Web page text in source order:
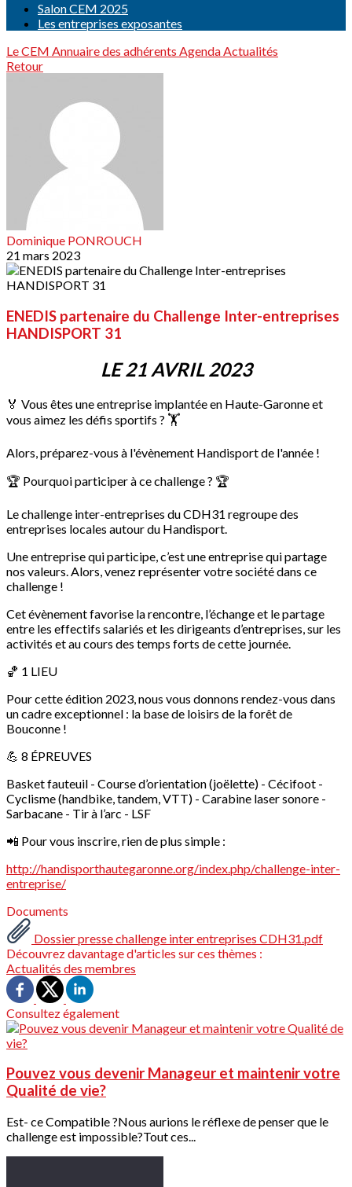
Salon CEM 2025
Les entreprises exposantes
Le CEM Annuaire des adhérents AgendaActualités
Retour
Dominique PONROUCH
21 mars 2023
ENEDIS partenaire du Challenge Inter-entreprises
HANDISPORT 31
LE 21 AVRIL 2023
🏅 Vous êtes une entreprise implantée en Haute-Garonne et
vous aimez les défis sportifs ? 🏋
Alors, préparez-vous à l'évènement Handisport de l'année !
🏆 Pourquoi participer à ce challenge ? 🏆
Le challenge inter-entreprises du CDH31 regroupe des
entreprises locales autour du Handisport.
Une entreprise qui participe, c’est une entreprise qui partage
nos valeurs. Alors, venez représenter votre société dans ce
challenge !
Cet évènement favorise la rencontre, l’échange et le partage
entre les effectifs salariés et les dirigeants d’entreprises, sur les
activités et au cours des temps forts de cette journée.
🏀 1 LIEU
Pour cette édition 2023, nous vous donnons rendez-vous dans
un cadre exceptionnel : la base de loisirs de la forêt de
Bouconne !
💪 8 ÉPREUVES
Basket fauteuil - Course d’orientation (joëlette) - Cécifoot -
Cyclisme (handbike, tandem, VTT) - Carabine laser sonore -
Sarbacane - Tir à l’arc - LSF
📲 Pour vous inscrire, rien de plus simple :
http://handisporthautegaronne.org/index.php/challenge-inter-
entreprise/
Documents
Dossier presse challenge inter entreprises CDH31.pdf
Découvrez davantage d'articles sur ces thèmes :
Actualités des membres
Consultez également
Pouvez vous devenir Manageur et maintenir votre
Qualité de vie?
Est- ce Compatible ?Nous aurions le réflexe de penser que le
challenge est impossible?Tout ces...